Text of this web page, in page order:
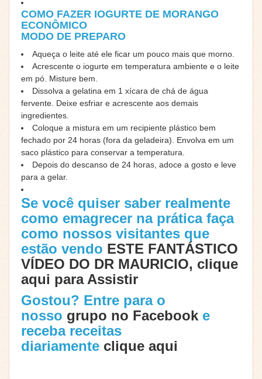
COMO FAZER IOGURTE DE MORANGO
ECONÔMICO
MODO DE PREPARO
Aqueça o leite até ele ficar um pouco mais que morno.
Acrescente o iogurte em temperatura ambiente e o leite
em pó. Misture bem.
Dissolva a gelatina em 1 xícara de chá de água
fervente. Deixe esfriar e acrescente aos demais
ingredientes.
Coloque a mistura em um recipiente plástico bem
fechado por 24 horas (fora da geladeira). Envolva em um
saco plástico para conservar a temperatura.
Depois do descanso de 24 horas, adoce a gosto e leve
para a gelar.
Se você quiser saber realmente
como emagrecer na prática faça
como nossos visitantes que
estão vendo ESTE FANTÁSTICO
VÍDEO DO DR MAURICIO, clique
aqui para Assistir
Gostou? Entre para o
nosso grupo no Facebook e
receba receitas
diariamente clique aqui